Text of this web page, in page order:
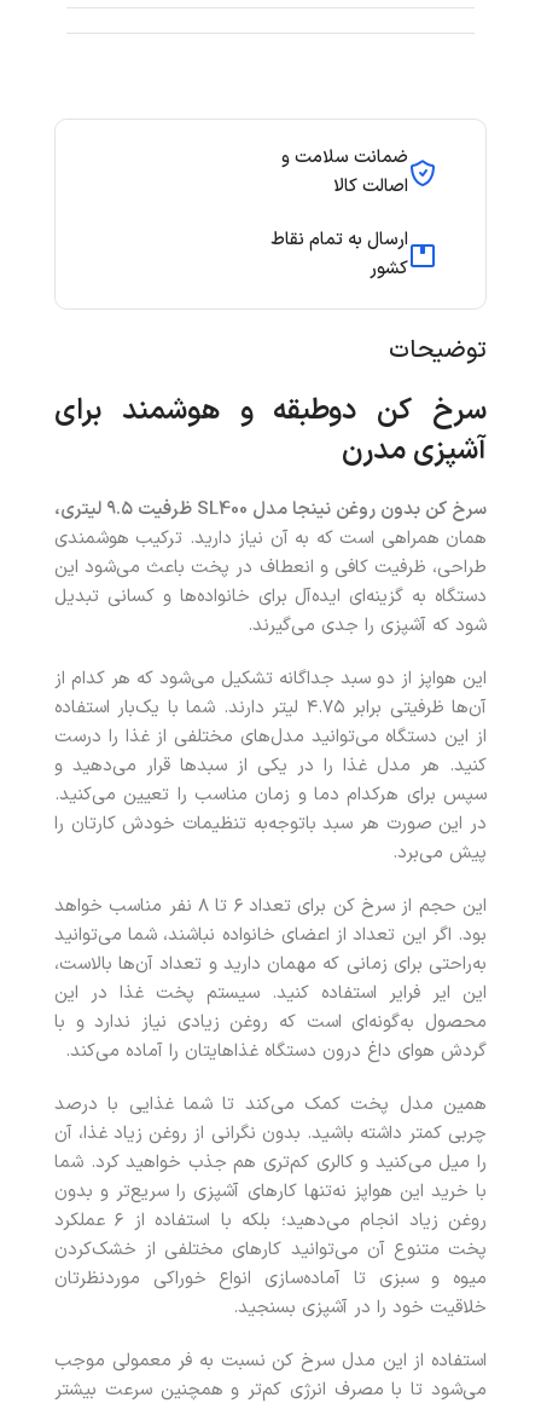
ضمانت سلامت و
اصالت کالا
ارسال به تمام نقاط
کشور
توضیحات
سرخ کن دو‌طبقه و هوشمند برای
آشپزی مدرن
سرخ کن بدون روغن نینجا مدل
ظرفیت ۹.۵ لیتری،
همان همراهی است که به آن نیاز دارید. ترکیب هوشمندی
طراحی، ظرفیت کافی و انعطاف در پخت باعث می‌شود این
دستگاه به گزینه‌ای ایده‌آل برای خانواده‌ها و کسانی تبدیل
شود که آشپزی را جدی می‌گیرند.
این هواپز از دو سبد جداگانه تشکیل می‌شود که هر کدام از
آن‌ها ظرفیتی برابر ۴.۷۵ لیتر دارند. شما با یک‌بار استفاده
از این دستگاه می‌توانید مدل‌های مختلفی از غذا را درست
کنید. هر مدل غذا را در یکی از سبدها قرار می‌دهید و
سپس برای هرکدام دما و زمان مناسب را تعیین می‌کنید.
در این صورت هر سبد باتوجه‌به تنظیمات خودش کارتان را
پیش می‌برد.
این حجم از سرخ کن برای تعداد ۶ تا ۸ نفر مناسب خواهد
بود. اگر این تعداد از اعضای خانواده نباشند، شما می‌توانید
به‌راحتی برای زمانی که مهمان دارید و تعداد آ‌ن‌ها بالاست،
این ایر فرایر استفاده کنید. سیستم پخت غذا در این
محصول به‌گونه‌ای است که روغن زیادی نیاز ندارد و با
گردش هوای داغ درون دستگاه غذاهایتان را آماده می‌کند.
همین مدل پخت کمک می‌کند تا شما غذایی با درصد
چربی کمتر داشته باشید. بدون نگرانی از روغن زیاد غذا، آن
را میل می‌کنید و کالری کم‌تری هم جذب خواهید کرد. شما
با خرید این هواپز نه‌تنها کارهای آشپزی را سریع‌تر و بدون
روغن زیاد انجام می‌دهید؛ بلکه با استفاده از ۶ عملکرد
پخت متنوع آن می‌توانید کارهای مختلفی از خشک‌کردن
میوه و سبزی تا آماده‌سازی انواع خوراکی موردنظرتان
خلاقیت خود را در آشپزی بسنجید.
استفاده از این مدل سرخ کن نسبت به فر معمولی موجب
می‌شود تا با مصرف انرژی کم‌تر و همچنین سرعت بیشتر